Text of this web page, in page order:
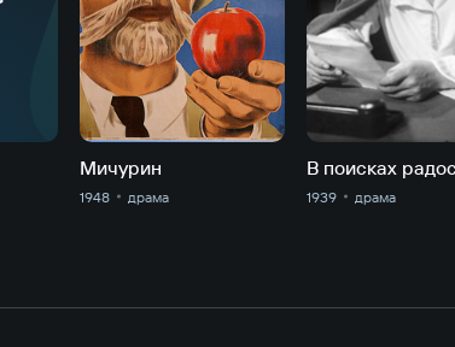
Мичурин
1948 драма
В поисках
1939 драма